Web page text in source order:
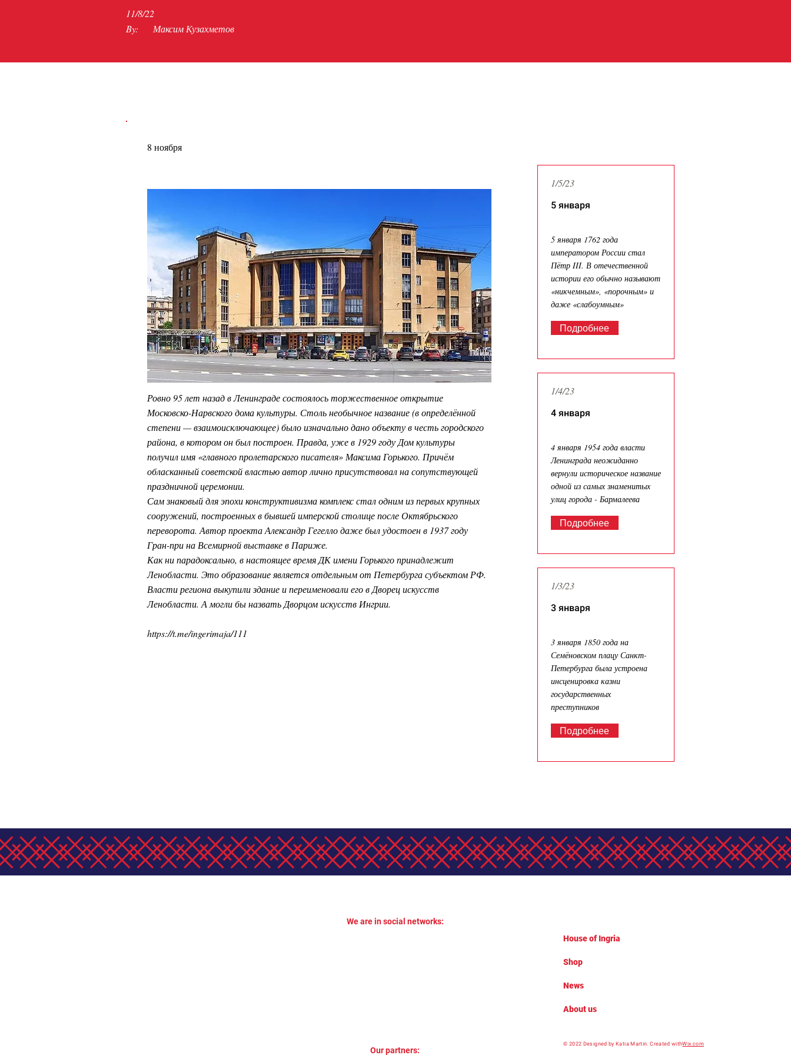
11/8/22
By:
Максим Кузахметов
8 ноября
Ровно 95 лет назад в Ленинграде состоялось торжественное открытие
Московско-Нарвского дома культуры. Столь необычное название (в определённой
степени — взаимоисключающее) было изначально дано объекту в честь городского
района, в котором он был построен. Правда, уже в 1929 году Дом культуры
получил имя «главного пролетарского писателя» Максима Горького. Причём
обласканный советской властью автор лично присутствовал на сопутствующей
праздничной церемонии.
Сам знаковый для эпохи конструктивизма комплекс стал одним из первых крупных
сооружений, построенных в бывшей имперской столице после Октябрьского
переворота. Автор проекта Александр Гегелло даже был удостоен в 1937 году
Гран-при на Всемирной выставке в Париже.
Как ни парадоксально, в настоящее время ДК имени Горького принадлежит
Ленобласти. Это образование является отдельным от Петербурга субъектом РФ.
Власти региона выкупили здание и переименовали его в Дворец искусств
Ленобласти. А могли бы назвать Дворцом искусств Ингрии.
https://t.me/ingerimaja/111
1/5/23
5 января
5 января 1762 года
императором России стал
Пётр III. В отечественной
истории его обычно называют
«никчемным», «порочным» и
даже «слабоумным»
Подробнее
1/4/23
4 января
4 января 1954 года власти
Ленинграда неожиданно
вернули историческое название
одной из самых знаменитых
улиц города - Бармалеева
Подробнее
1/3/23
3 января
3 января 1850 года на
Семёновском плацу Санкт-
Петербурга была устроена
инсценировка казни
государственных
преступников
Подробнее
We are in social networks:
Our partners:
House of Ingria
Shop
News
About us
© 2022 Designed by Katia Martin.Created withWix.com